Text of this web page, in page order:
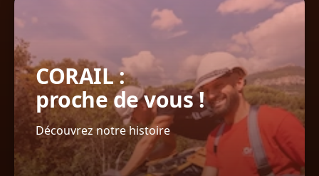
CORAIL :
proche de vous !
Découvrez notre histoire